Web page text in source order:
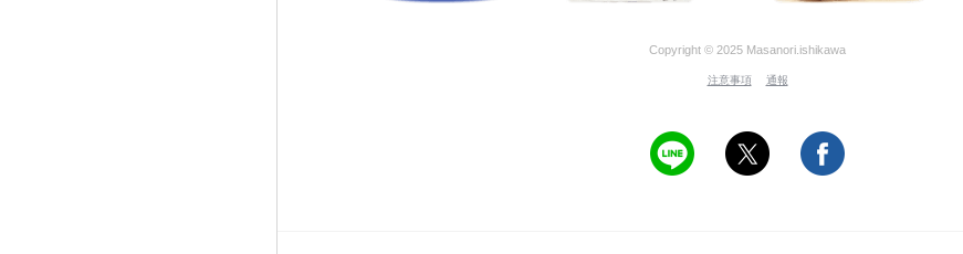
Copyright © 2025 Masanori.ishikawa
注意事項 通報